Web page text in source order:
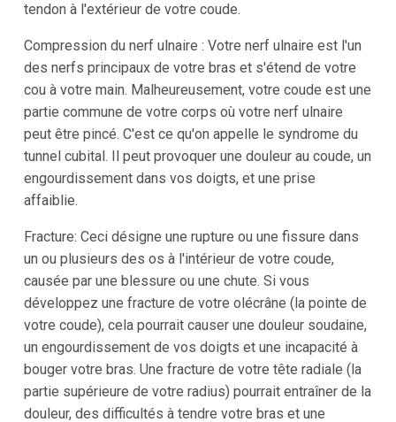
tendon à l'extérieur de votre coude.
Compression du nerf ulnaire : Votre nerf ulnaire est l'un
des nerfs principaux de votre bras et s'étend de votre
cou à votre main. Malheureusement, votre coude est une
partie commune de votre corps où votre nerf ulnaire
peut être pincé. C'est ce qu'on appelle le syndrome du
tunnel cubital. Il peut provoquer une douleur au coude, un
engourdissement dans vos doigts, et une prise
affaiblie.
Fracture: Ceci désigne une rupture ou une fissure dans
un ou plusieurs des os à l'intérieur de votre coude,
causée par une blessure ou une chute. Si vous
développez une fracture de votre olécrâne (la pointe de
votre coude), cela pourrait causer une douleur soudaine,
un engourdissement de vos doigts et une incapacité à
bouger votre bras. Une fracture de votre tête radiale (la
partie supérieure de votre radius) pourrait entraîner de la
douleur, des difficultés à tendre votre bras et une